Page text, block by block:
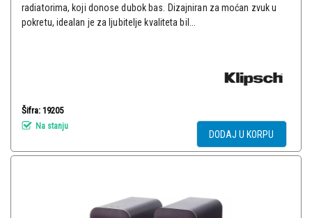
radiatorima, koji donose dubok bas. Dizajniran za moćan zvuk u
pokretu, idealan je za ljubitelje kvaliteta bil...
Šifra: 19205
Na stanju
DODAJ U KORPU